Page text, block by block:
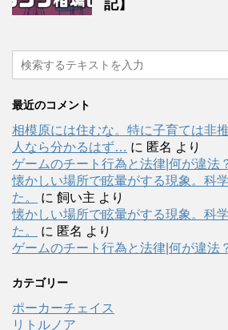
記】
最近のコメント
相模原には住むな。特に子育ては非
人なら分かるはず… に 匿名 より
ゲームのチート行為と法律|何が違法
懐かしい場所で眩暈がする現象。科
た。
に 飼い主 より
懐かしい場所で眩暈がする現象。科
た。
に 匿名 より
ゲームのチート行為と法律|何が違法
カテゴリー
ポーカーチェイス
リトルノア